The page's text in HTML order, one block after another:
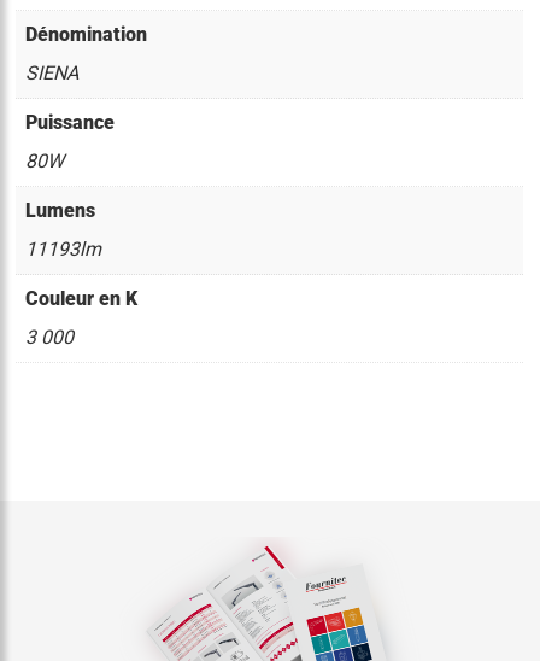
Dénomination
SIENA
Puissance
80W
Lumens
11193lm
Couleur en K
3 000